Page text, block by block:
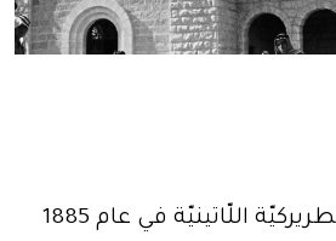
تأسّست مدرسة البطريركيّة اللّاتينيّة في عام 1885